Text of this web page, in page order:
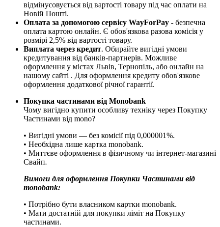
відмінусовується від вартості товару під час оплати на
Новій Пошті.
Оплата за допомогою сервісу WayForPay - безпечна
оплата картою онлайн. Є обов'язкова разова комісія у
розмірі 2,5% від вартості товару.
Виплата через кредит. Обирайте вигідні умови
кредитування від банків-партнерів. Можливе
оформлення у містах Львів, Тернопіль, або онлайн на
нашому сайті . Для оформлення кредиту обов'язкове
оформлення додаткової річної гарантії.
Покупка частинами від Monobank
Чому вигідно купити особливу техніку через Покупку
Частинами від mono?
• Вигідні умови — без комісії під 0,000001%.
• Необхідна лише картка monobank.
• Миттєве оформлення в фізичному чи інтернет-магазині
Cвайп.
Вимоги для оформлення Покупки Частинами від
monobank:
• Потрібно бути власником картки monobank.
• Мати достатній для покупки ліміт на Покупку
частинами.